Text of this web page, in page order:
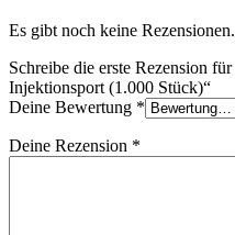
Es gibt noch keine Rezensionen.
Schreibe die erste Rezension
Injektionsport (1.000 Stück)“
Deine Bewertung *
Deine Rezension *